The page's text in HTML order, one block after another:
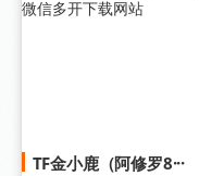
TF金小鹿（阿修罗8···